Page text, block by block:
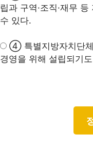
립과 구역·조직·재무
수 있다.
④ 특별지방자치단체
경영을 위해 설립되기